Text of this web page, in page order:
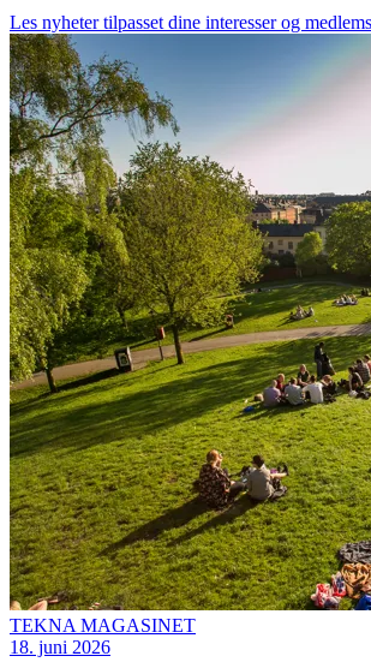
Les nyheter tilpasset dine interesser og
TEKNA MAGASINET
18. juni 2026